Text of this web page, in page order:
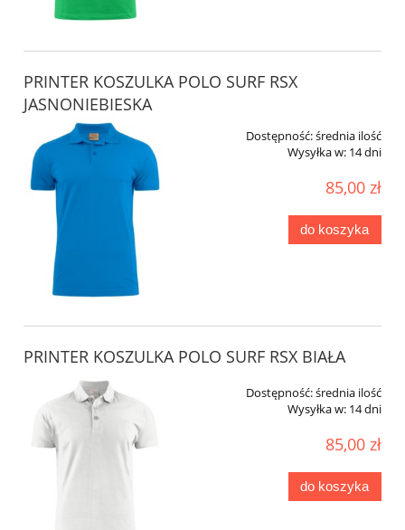
PRINTER KOSZULKA POLO SURF RSX
JASNONIEBIESKA
Dostępność:średnia ilość
Wysyłka w: 14 dni
85,00 zł
do koszyka
PRINTER KOSZULKA POLO SURF RSX BIAŁA
Dostępność:średnia ilość
Wysyłka w: 14 dni
85,00 zł
do koszyka